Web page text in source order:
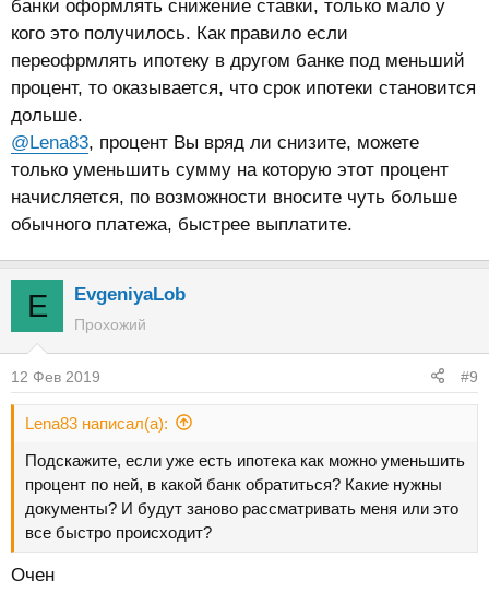
банки оформлять снижение ставки, только мало у
кого это получилось. Как правило если
переофрмлять ипотеку в другом банке под меньший
процент, то оказывается, что срок ипотеки становится
дольше.
@Lena83, процент Вы вряд ли снизите, можете
только уменьшить сумму на которую этот процент
начисляется, по возможности вносите чуть больше
обычного платежа, быстрее выплатите.
E EvgeniyaLob
Прохожий
12 Фев 2019 #9
Lena83 написал(а):
Подскажите, если уже есть ипотека как можно уменьшить
процент по ней, в какой банк обратиться? Какие нужны
документы? И будут заново рассматривать меня или это
все быстро происходит?
Очен